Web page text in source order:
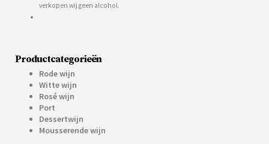
verkopen wij geen alcohol.
Productcategorieën
Rode wijn
Witte wijn
Rosé wijn
Port
Dessertwijn
Mousserende wijn